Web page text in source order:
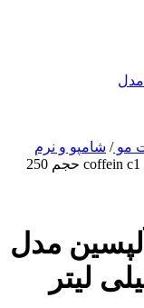
مو/ شامپو و نرم
شامپو ضد ریزش مو آلپسین مدل coffein c1 حجم 250
مدل